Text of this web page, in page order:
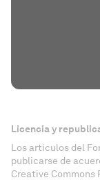
Licencia y
Los artículos del
publicarse de
Creative